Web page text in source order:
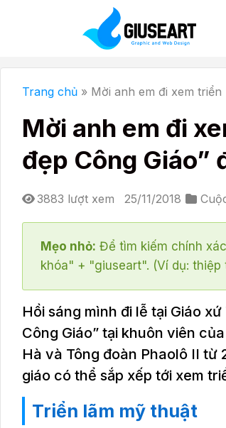
Trang chủ » Mời anh em đi xem triển
Mời anh em đi
đẹp Công Giáo”
3883 lượt xem 25/11/2018
Mẹo nhỏ: Để tìm kiếm chính
khóa" + "giuseart". (Ví dụ:
Hồi sáng mình đi lễ tại Giáo
Công Giáo” tại khuôn viên
Hà và Tông đoàn Phaolô II từ
giáo có thể sắp xếp tới xem
Triển lãm mỹ thuật